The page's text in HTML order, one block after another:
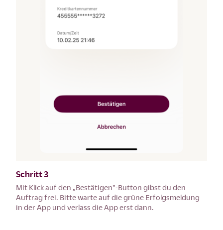
Schritt 3
Mit Klick auf den „Bestätigen"-Button gibst du den
Auftrag frei. Bitte warte auf die grüne Erfolgsmeldung
in der App und verlass die App erst dann.